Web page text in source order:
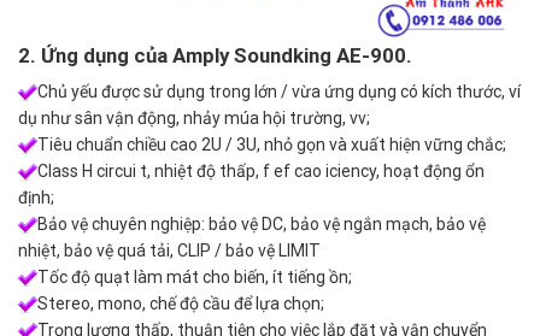
2. Ứng dụng của Amply Soundking AE-900.
Chủ yếu được sử dụng trong lớn / vừa ứng dụng có kích thước, ví
dụ như sân vận động, nhảy múa hội trường, vv;
Tiêu chuẩn chiều cao 2U / 3U, nhỏ gọn và xuất hiện vững chắc;
Class H circui t, nhiệt độ thấp, f ef cao iciency, hoạt động ổn
định;
Bảo vệ chuyên nghiệp: bảo vệ DC, bảo vệ ngắn mạch, bảo vệ
nhiệt, bảo vệ quá tải, CLIP / bảo vệ LIMIT
Tốc độ quạt làm mát cho biến, ít tiếng ồn;
Stereo, mono, chế độ cầu để lựa chọn;
Trọng lượng thấp, thuận tiện cho việc lắp đặt và vận chuyển